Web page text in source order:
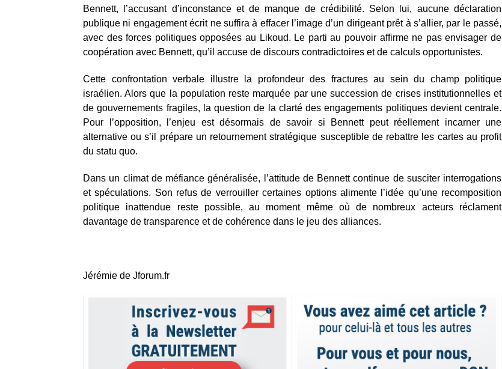
Bennett, l’accusant d’inconstance et de manque de crédibilité. Selon lui, aucune déclaration
publique ni engagement écrit ne suffira à effacer l’image d’un dirigeant prêt à s’allier, par le passé,
avec des forces politiques opposées au Likoud. Le parti au pouvoir affirme ne pas envisager de
coopération avec Bennett, qu’il accuse de discours contradictoires et de calculs opportunistes.
Cette confrontation verbale illustre la profondeur des fractures au sein du champ politique
israélien. Alors que la population reste marquée par une succession de crises institutionnelles et
de gouvernements fragiles, la question de la clarté des engagements politiques devient centrale.
Pour l’opposition, l’enjeu est désormais de savoir si Bennett peut réellement incarner une
alternative ou s’il prépare un retournement stratégique susceptible de rebattre les cartes au profit
du statu quo.
Dans un climat de méfiance généralisée, l’attitude de Bennett continue de susciter interrogations
et spéculations. Son refus de verrouiller certaines options alimente l’idée qu’une recomposition
politique inattendue reste possible, au moment même où de nombreux acteurs réclament
davantage de transparence et de cohérence dans le jeu des alliances.
Jérémie de Jforum.fr